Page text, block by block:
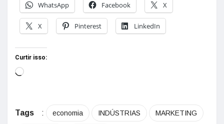
WhatsApp
Facebook X
X Pinterest LinkedIn
Curtir isso:
Tags : economia INDÚSTRIAS MARKETING